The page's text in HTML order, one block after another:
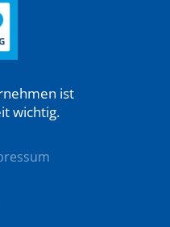
ist
wichtig.